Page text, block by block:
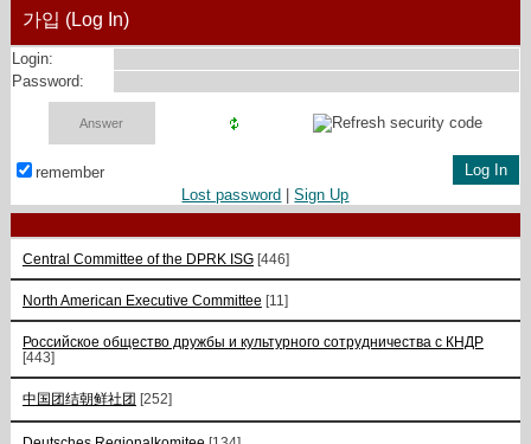
가입 (Log In)
Login:
Password:
remember
Lost password |Sign Up
Central Committee of the DPRK ISG [446]
North American Executive Committee [11]
Российское общество дружбы и культурного сотрудничества с КНДР
[443]
中国团结朝鲜社团 [252]